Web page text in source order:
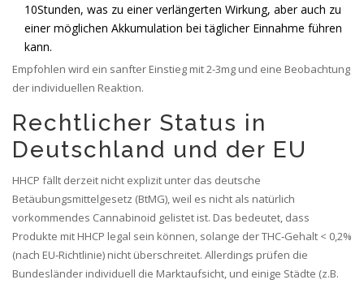
10Stunden, was zu einer verlängerten Wirkung, aber auch zu
einer möglichen Akkumulation bei täglicher Einnahme führen
kann.
Empfohlen wird ein sanfter Einstieg mit 2-3mg und eine Beobachtung
der individuellen Reaktion.
Rechtlicher Status in
Deutschland und der EU
HHCP fällt derzeit nicht explizit unter das deutsche
Betäubungsmittelgesetz (BtMG), weil es nicht als natürlich
vorkommendes Cannabinoid gelistet ist. Das bedeutet, dass
Produkte mit HHCP legal sein können, solange der THC‑Gehalt < 0,2%
(nach EU‑Richtlinie) nicht überschreitet. Allerdings prüfen die
Bundesländer individuell die Marktaufsicht, und einige Städte (z.B.